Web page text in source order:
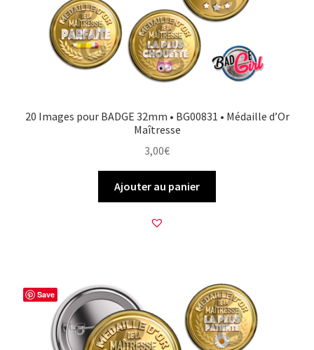
20 Images pour BADGE 32mm • BG00831 • Médaille d’Or
Maîtresse
3,00€
Ajouter au panier
Save